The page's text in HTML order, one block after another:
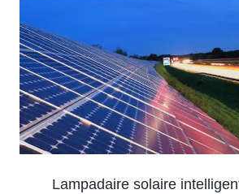
Lampadaire solaire